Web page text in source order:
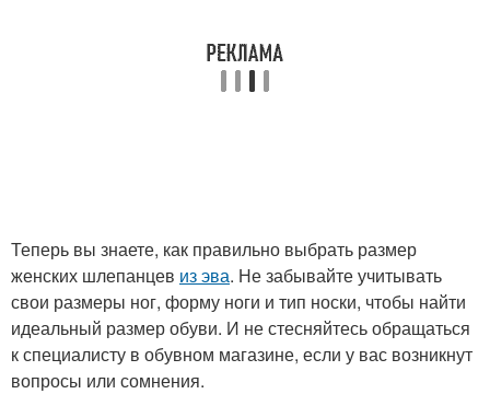
Теперь вы знаете, как правильно выбрать размер
женских шлепанцев из эва. Не забывайте учитывать
свои размеры ног, форму ноги и тип носки, чтобы найти
идеальный размер обуви. И не стесняйтесь обращаться
к специалисту в обувном магазине, если у вас возникнут
вопросы или сомнения.